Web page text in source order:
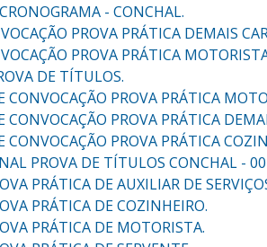
- CONCHAL.
PROVA PRÁTICA DEMAIS
PROVA PRÁTICA
DE TÍTULOS.
CONVOCAÇÃO PROVA PRÁTICA
CONVOCAÇÃO PROVA PRÁTICA
CONVOCAÇÃO PROVA PRÁTICA
PROVA DE TÍTULOS CONCHAL -
PRÁTICA DE AUXILIAR DE
PRÁTICA DE COZINHEIRO.
PRÁTICA DE MOTORISTA.